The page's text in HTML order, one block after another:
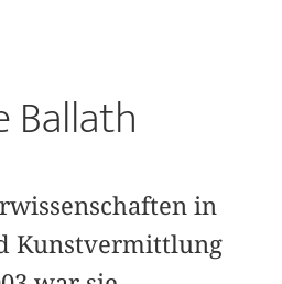
Ballath
in
Kunstvermittlung